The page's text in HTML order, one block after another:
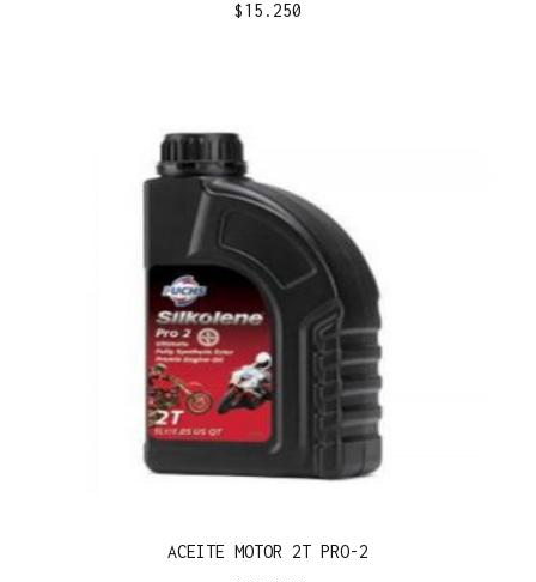
$15.250
ACEITE MOTOR 2T PRO-2